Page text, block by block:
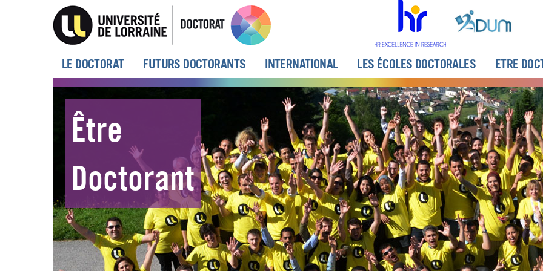
MENU
PRINCIPAL
LE DOCTORAT FUTURS DOCTORANTS INTERNATIONAL LES ÉCOLES DOCTORALES ETRE
Être
Doctorant